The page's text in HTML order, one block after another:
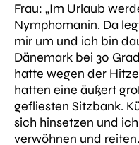
Frau: „Im Urlaub
Nymphomanin. Da
mir um und ich bin
Dänemark bei 30
hatte wegen der
hatten eine äußert
gefliesten Sitzbank.
sich hinsetzen und
verwöhnen und